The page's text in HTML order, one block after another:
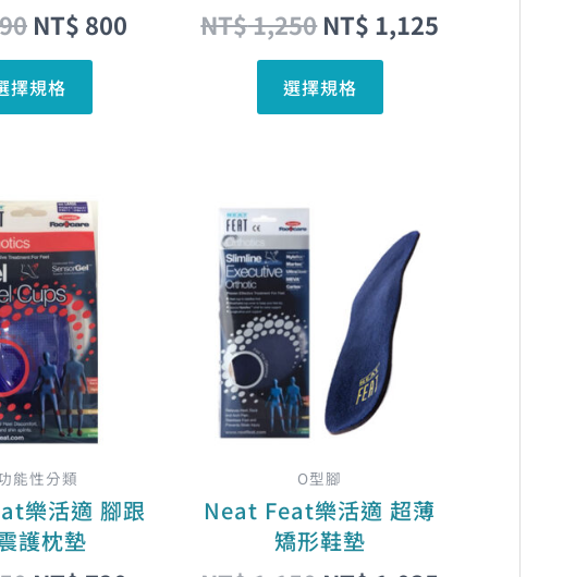
NT$ 800
擇規格
面
選
NT$1,250 NT$ 1,125
選擇規格
面
選
能性分類
樂活適 腳跟
護枕墊
原
始
價
格：
NT$ 750。 NT$ 720。
此
產
品
有
多
種
款
式。
可
產
O型腳
Neat Feat樂活適 超薄
矯形鞋墊
格：
NT$ 1,150。
產
品
有
多
種
款
產